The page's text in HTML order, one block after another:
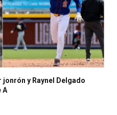
y Raynel Delgado
A